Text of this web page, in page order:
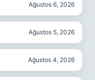
Ağustos 6, 2026
Ağustos 5, 2026
Ağustos 4, 2026